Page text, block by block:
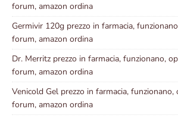
forum, amazon ordina
Germivir 120g prezzo in farmacia,
forum, amazon ordina
Dr. Merritz prezzo in farmacia, funzionano,
forum, amazon ordina
Venicold Gel prezzo in farmacia, funzionano,
forum, amazon ordina